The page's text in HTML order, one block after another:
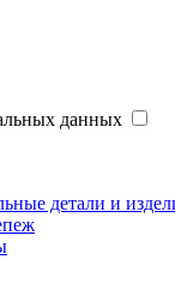
данных
детали и